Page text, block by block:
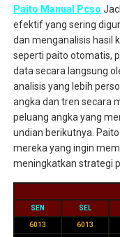
Paito Manual Pcso
efektif yang sering
dan menganalisis hasil
seperti paito otomatis,
data secara langsung
analisis yang lebih
angka dan tren secara
peluang angka yang
undian berikutnya.
mereka yang ingin
meningkatkan strategi
SEN SEL
6013 6013